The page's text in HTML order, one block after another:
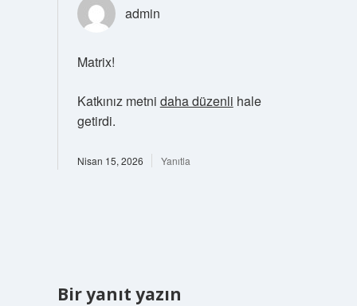
admin
Matrix!
Katkınız metni daha düzenli hale
getirdi.
Nisan 15, 2026 Yanıtla
Bir yanıt yazın